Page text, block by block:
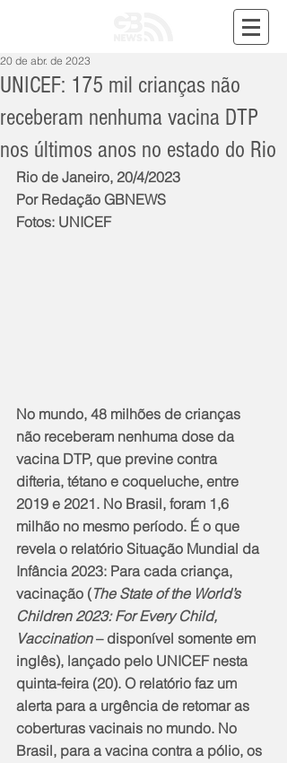
UNICEF: 175 mil crianças não
receberam nenhuma vacina DTP
nos últimos anos no estado do Rio
20 de abr. de 2023
Rio de Janeiro, 20/4/2023
Por Redação GBNEWS
Fotos: UNICEF
No mundo, 48 milhões de crianças
não receberam nenhuma dose da
vacina DTP, que previne contra
difteria, tétano e coqueluche, entre
2019 e 2021. No Brasil, foram 1,6
milhão no mesmo período. É o que
revela o relatório Situação Mundial da
Infância 2023: Para cada criança,
vacinação (The State of the World’s
Children 2023: For Every Child,
Vaccination – disponível somente em
inglês), lançado pelo UNICEF nesta
quinta-feira (20). O relatório faz um
alerta para a urgência de retomar as
coberturas vacinais no mundo. No
Brasil, para a vacina contra a pólio, os